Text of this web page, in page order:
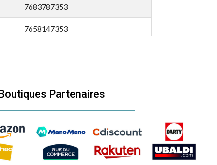
7683787353
7658147353
7664847353
7664647353
7664547353
Partenaires